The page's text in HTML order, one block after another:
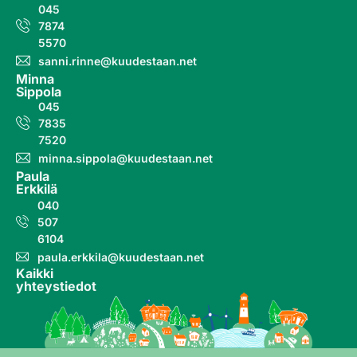
045
7874
5570
sanni.rinne@kuudestaan.net
Minna
Sippola
045
7835
7520
minna.sippola@kuudestaan.net
Paula
Erkkilä
040
507
6104
paula.erkkila@kuudestaan.net
Kaikki
yhteystiedot